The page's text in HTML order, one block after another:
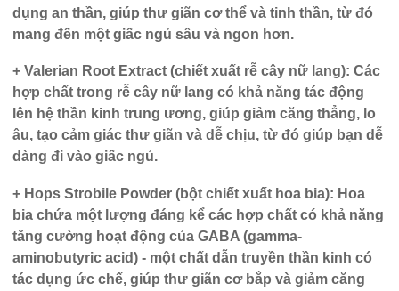
dụng an thần, giúp thư giãn cơ thể và tinh thần, từ đó
mang đến một giấc ngủ sâu và ngon hơn.
+ Valerian Root Extract (chiết xuất rễ cây nữ lang): Các
hợp chất trong rễ cây nữ lang có khả năng tác động
lên hệ thần kinh trung ương, giúp giảm căng thẳng, lo
âu, tạo cảm giác thư giãn và dễ chịu, từ đó giúp bạn dễ
dàng đi vào giấc ngủ.
+ Hops Strobile Powder (bột chiết xuất hoa bia): Hoa
bia chứa một lượng đáng kể các hợp chất có khả năng
tăng cường hoạt động của GABA (gamma-
aminobutyric acid) - một chất dẫn truyền thần kinh có
tác dụng ức chế, giúp thư giãn cơ bắp và giảm căng